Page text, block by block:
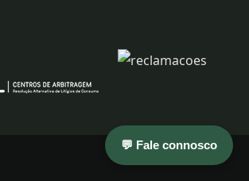
💬 Fale connosco